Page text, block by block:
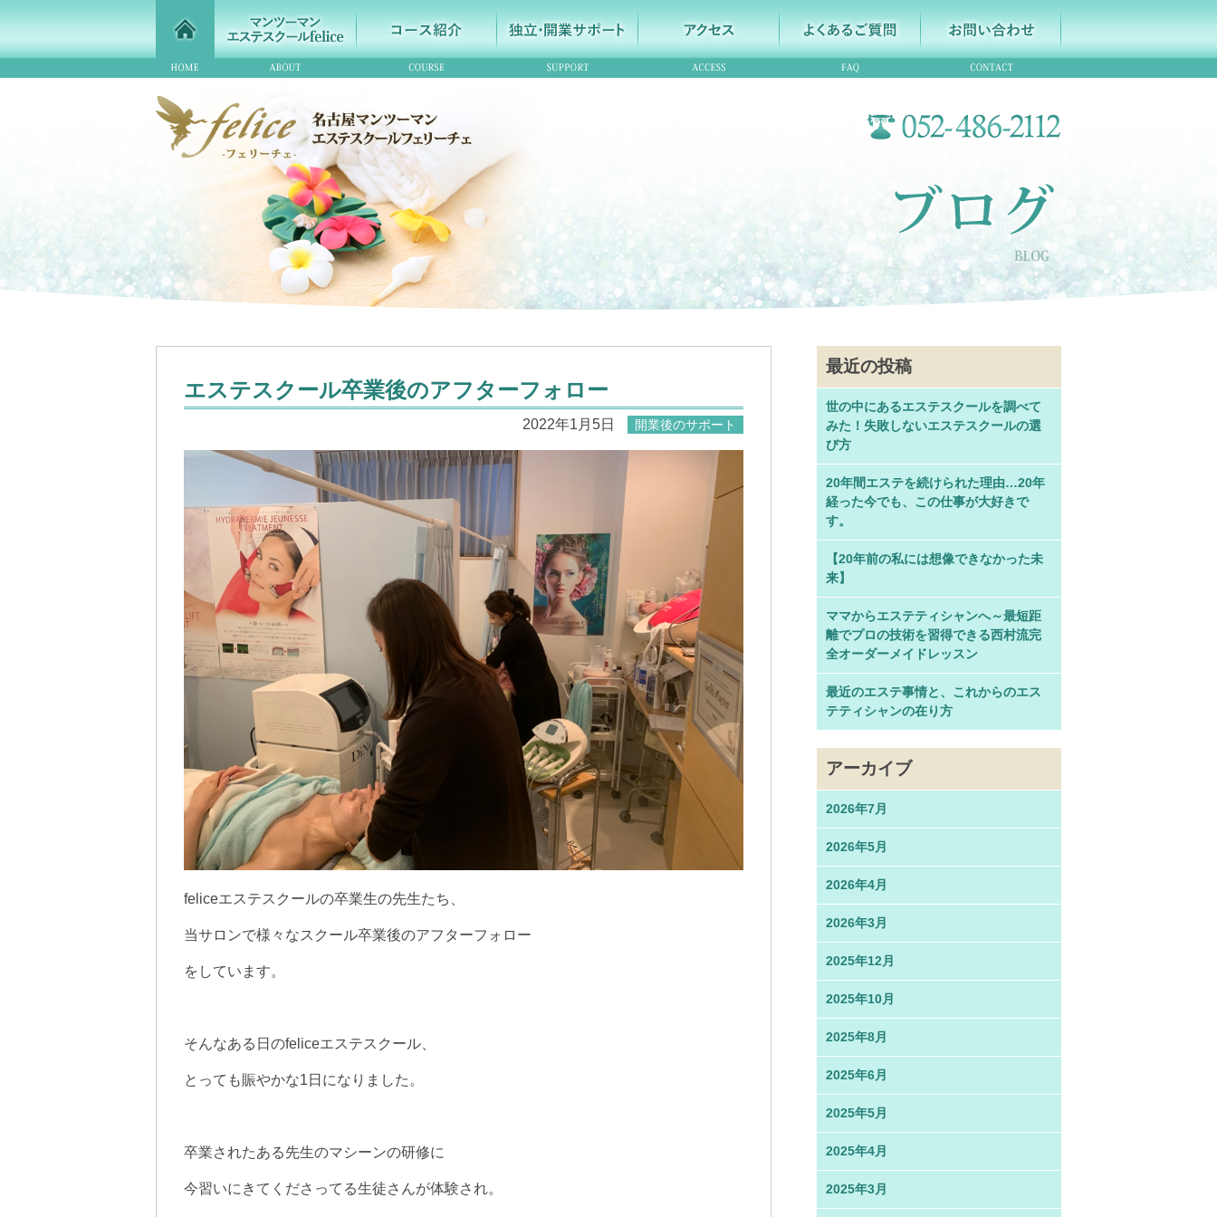
エステスクール卒業後のアフターフォロー
2022年1月5日 開業後のサポート
feliceエステスクールの卒業生の先生たち、
当サロンで様々なスクール卒業後のアフターフォロー
をしています。
そんなある日のfeliceエステスクール、
とっても賑やかな1日になりました。
卒業されたある先生のマシーンの研修に
今習いにきてくださってる生徒さんが体験され。
最近の投稿
世の中にあるエステスクールを調べて
みた！失敗しないエステスクールの選
び方
20年間エステを続けられた理由…20年
経った今でも、この仕事が大好きで
す。
【20年前の私には想像できなかった未
来】
ママからエステティシャンへ～最短距
離でプロの技術を習得できる西村流完
全オーダーメイドレッスン
最近のエステ事情と、これからのエス
テティシャンの在り方
アーカイブ
2026年7月
2026年5月
2026年4月
2026年3月
2025年12月
2025年10月
2025年8月
2025年6月
2025年5月
2025年4月
2025年3月